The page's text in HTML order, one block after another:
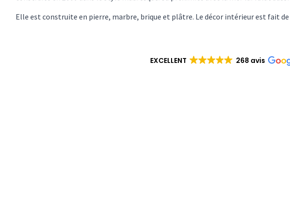
Elle est construite en pierre, marbre, brique et plâtre. Le décor intérieur est fait de
EXCELLENT 268 avis